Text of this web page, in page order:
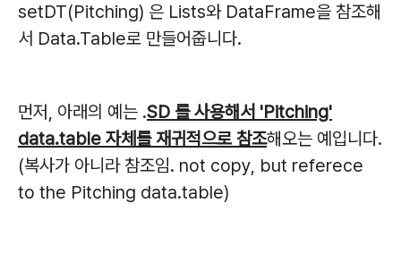
setDT(Pitching) 은 Lists와 DataFrame을 참조해
서 Data.Table로 만들어줍니다.
먼저, 아래의 예는 .SD 를 사용해서 'Pitching'
data.table 자체를 재귀적으로 참조해오는 예입니다.
(복사가 아니라 참조임. not copy, but referece
to the Pitching data.table)